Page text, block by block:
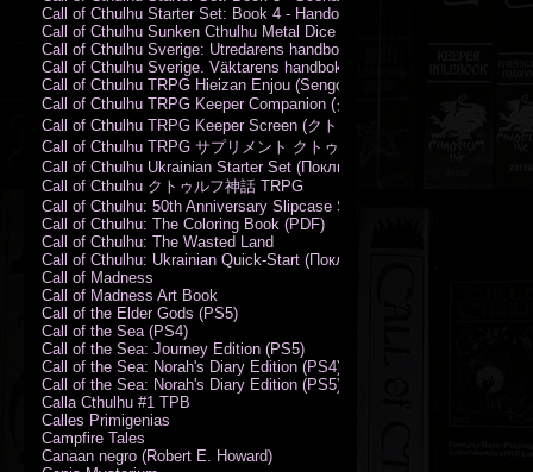
Call of Cthulhu Starter Set: Book 4 - Handouts
Call of Cthulhu Sunken Cthulhu Metal Dice Set
Call of Cthulhu Sverige: Utredarens handbok (PDF)
Call of Cthulhu Sverige. Väktarens handbok
Call of Cthulhu TRPG Hieizan Enjou (Sengoku Period)
Call of Cthulhu TRPG Keeper Companion (クトゥルフ神話TRPG キー
Call of Cthulhu TRPG Keeper Screen (クトゥルフ神話TRPG キーパー
Call of Cthulhu TRPG サプリメント クトゥルフ2015
Call of Cthulhu Ukrainian Starter Set (Поклик Ктулху. Базовий набір)
Call of Cthulhu クトゥルフ神話 TRPG
Call of Cthulhu: 50th Anniversary Slipcase Set
Call of Cthulhu: The Coloring Book (PDF)
Call of Cthulhu: The Wasted Land
Call of Cthulhu: Ukrainian Quick-Start (Поклик Ктулху. Швидкий
Call of Madness
Call of Madness Art Book
Call of the Elder Gods (PS5)
Call of the Sea (PS4)
Call of the Sea: Journey Edition (PS5)
Call of the Sea: Norah's Diary Edition (PS4)
Call of the Sea: Norah's Diary Edition (PS5)
Calla Cthulhu #1 TPB
Calles Primigenias
Campfire Tales
Canaan negro (Robert E. Howard)